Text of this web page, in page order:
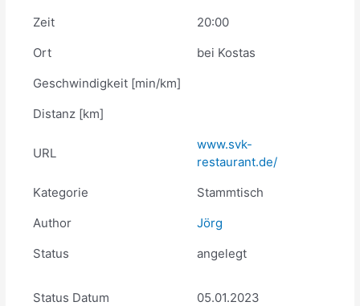
Zeit
20:00
Ort
bei Kostas
Geschwindigkeit [min/km]
Distanz [km]
URL
www.svk-
restaurant.de/
Kategorie
Stammtisch
Author
Jörg
Status
angelegt
Status Datum 05.01.2023